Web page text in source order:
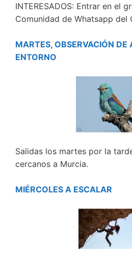
INTERESADOS: Entrar en el
Comunidad de Whatsapp del
MARTES, OBSERVACIÓN DE
ENTORNO
Salidas los martes por la
cercanos a Murcia.
MIÉRCOLES A ESCALAR